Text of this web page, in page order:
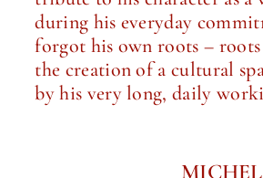
during his everyday
forgot his own roots –
the creation of a cultural
by his very long, daily